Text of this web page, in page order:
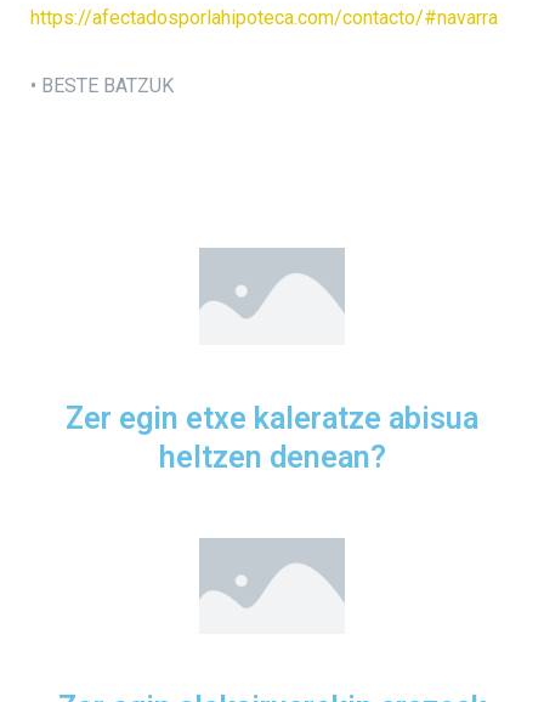
https://afectadosporlahipoteca.com/contacto/#navarra
• BESTE BATZUK
Zer egin etxe kaleratze abisua
heltzen denean?